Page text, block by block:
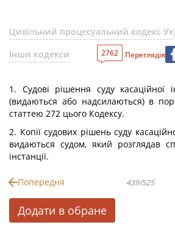
Цивільний процесуальний кодекс
Інши кодекси
2762 Переглядів
1. Судові рішення суду касаційної
(видаються або надсилаються) в
статтею 272 цього Кодексу.
2. Копії судових рішень суду
видаються судом, який розглядав
інстанції.
Попередня 439/525
Додати в обране